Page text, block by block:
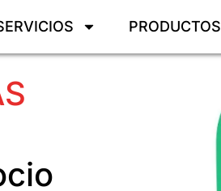
PRODUCTOS